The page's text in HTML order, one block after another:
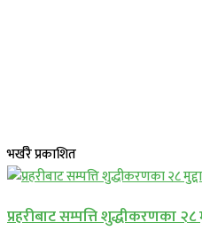
भर्खरै प्रकाशित
प्रहरीबाट सम्पत्ति शुद्धीकरणका